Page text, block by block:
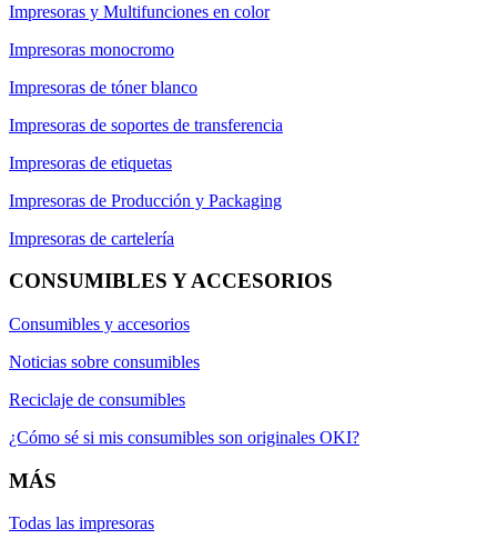
Impresoras y Multifunciones en color
Impresoras monocromo
Impresoras de tóner blanco
Impresoras de soportes de transferencia
Impresoras de etiquetas
Impresoras de Producción y Packaging
Impresoras de cartelería
CONSUMIBLES Y ACCESORIOS
Consumibles y accesorios
Noticias sobre consumibles
Reciclaje de consumibles
¿Cómo sé si mis consumibles son originales OKI?
MÁS
Todas las impresoras